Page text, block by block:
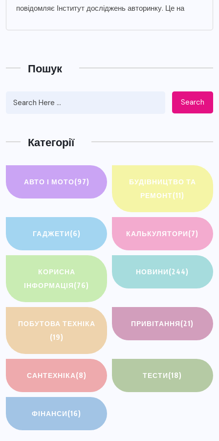
повідомляє Інститут досліджень авторинку. Це на
Пошук
Search
Категорії
АВТО І МОТО(97)
БУДІВНИЦТВО ТА
РЕМОНТ(11)
ГАДЖЕТИ(6) КАЛЬКУЛЯТОРИ(7)
КОРИСНА
ІНФОРМАЦІЯ(76)
НОВИНИ(244)
ПОБУТОВА ТЕХНІКА
(19)
ПРИВІТАННЯ(21)
САНТЕХНІКА(8) ТЕСТИ(18)
ФІНАНСИ(16)